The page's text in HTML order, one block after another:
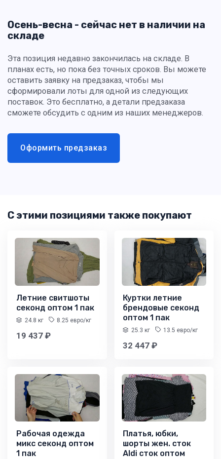
Осень-весна - сейчас нет в наличии на
складе
Эта позиция недавно закончилась на складе. В
планах есть, но пока без точных сроков. Вы можете
оставить заявку на предзаказ, чтобы мы
сформировали лоты для одной из следующих
поставок. Это бесплатно, а детали предзаказа
сможете обсудить с одним из наших менеджеров.
Оформить предзаказ
С этими позициями также покупают
Летние свитшоты
секонд оптом 1 пак
24.8 кг 8.25 евро/кг
19 437 ₽
Куртки летние
брендовые секонд
оптом 1 пак
25.3 кг 13.5 евро/кг
32 447 ₽
Рабочая одежда
микс секонд оптом
1 пак
Платья, юбки,
шорты жен. сток
Aldi сток оптом